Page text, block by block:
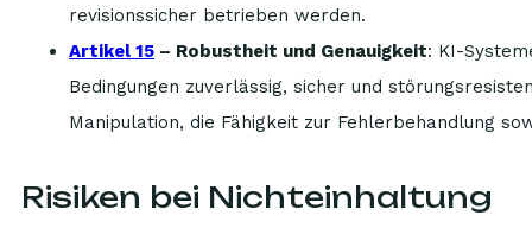
revisionssicher betrieben werden.
Artikel 15 – Robustheit und Genauigkeit: KI-
Bedingungen zuverlässig, sicher und
Manipulation, die Fähigkeit zur Fehlerbehandlung
Risiken bei Nichteinhaltung